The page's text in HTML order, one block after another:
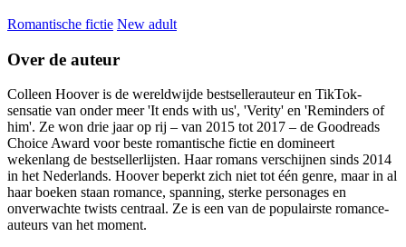
Romantische fictie New adult
Over de auteur
Colleen Hoover is de wereldwijde bestsellerauteur en TikTok-
sensatie van onder meer 'It ends with us', 'Verity' en 'Reminders of
him'. Ze won drie jaar op rij – van 2015 tot 2017 – de Goodreads
Choice Award voor beste romantische fictie en domineert
wekenlang de bestsellerlijsten. Haar romans verschijnen sinds 2014
in het Nederlands. Hoover beperkt zich niet tot één genre, maar in al
haar boeken staan romance, spanning, sterke personages en
onverwachte twists centraal. Ze is een van de populairste romance-
auteurs van het moment.